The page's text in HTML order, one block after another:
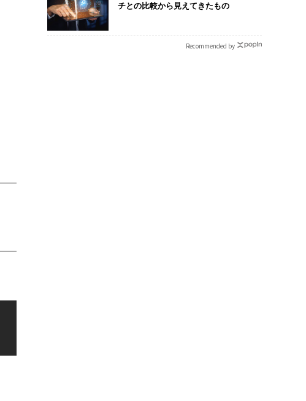
チとの比較から見えてきたもの
Recommended by